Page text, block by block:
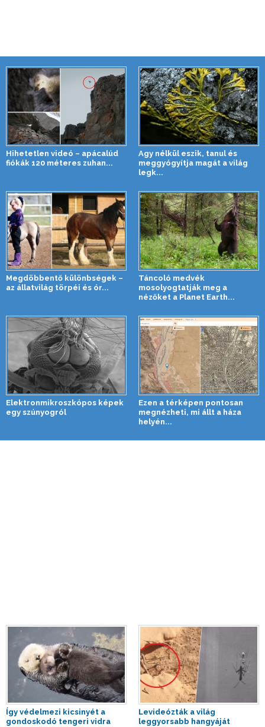
Hihetetlen videó – apácalúd
fiókák 120 méteres zuhan...
Agy nélkül eszik, tanul és
meggyógyítja magát a világ
legk...
Megdöbbentő különbségek –
az állatvilág törpéi és ór...
Táncoló medvék
mosolyogtatják meg a
nézőket a Planet Earth...
Elektronmikroszkópos képek
egy szúnyogról
Ezen a térképen pontosan
megnézheti, mi állt a háza
helyén...
Így védelmezi kicsinyét a
gondoskodó tengeri vidra
Levideózták a világ
leggyorsabb hangyáját